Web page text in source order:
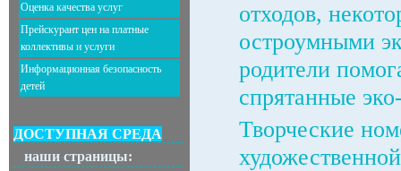
Оценка качества услуг
Прейскурант цен на платные
коллективы и услуги
Информационная безопасность
детей
ДОСТУПНАЯ СРЕДА
наши страницы:
отходов,
остроумными
родители
спрятанные
Творческие